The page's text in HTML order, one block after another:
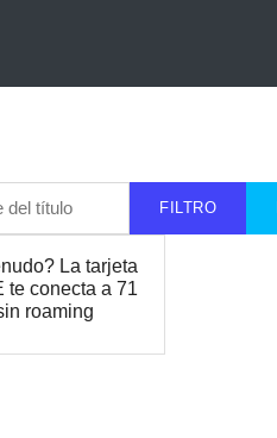
FILTRO
La tarjeta
te conecta a 71
roaming